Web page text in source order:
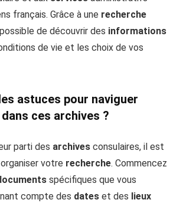
français. Grâce à une recherche
de découvrir des informations
de vie et les choix de vos
astuces pour naviguer
ces archives ?
parti des archives consulaires, il est
votre recherche. Commencez
spécifiques que vous
compte des dates et des lieux